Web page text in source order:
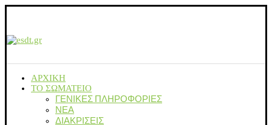
ΑΡΧΙΚΗ
ΤΟ ΣΩΜΑΤΕΙΟ
ΓΕΝΙΚΕΣ ΠΛΗΡΟΦΟΡΙΕΣ
ΝΕΑ
ΔΙΑΚΡΙΣΕΙΣ